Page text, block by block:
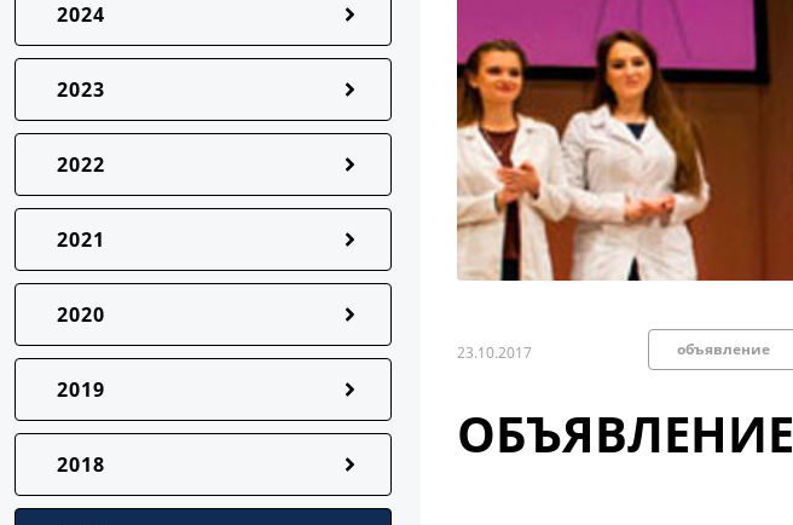
2024
2023
2022
2021
2020
2019
2018
23.10.2017 объявление
ОБЪЯВЛЕНИЕ